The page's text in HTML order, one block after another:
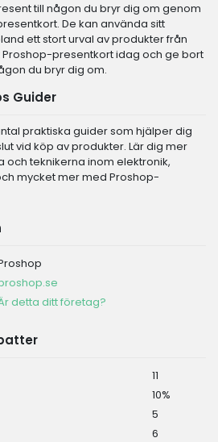
till någon du bryr dig om genom
De kan använda sitt
ett stort urval av produkter från
presentkort idag och ge bort
du bryr dig om.
Guider
praktiska guider som hjälper dig
vid köp av produkter. Lär dig mer
teknikerna inom elektronik,
mycket mer med Proshop-
detta ditt företag?
11
10%
5
6